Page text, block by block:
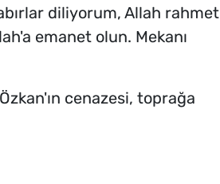
diliyorum, Allah rahmet
emanet olun. Mekanı
cenazesi, toprağa